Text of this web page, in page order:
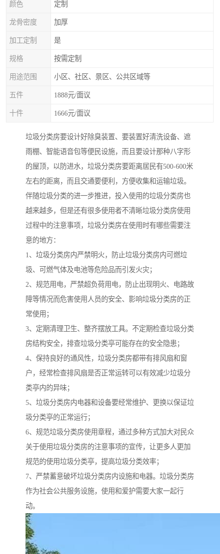
颜色 定制
龙骨密度 加厚
加工定制 是
规格 按需定制
用途范围 小区、社区、景区、公共区域等
五件 1888元/面议
十件 1666元/面议
垃圾分类房要设计好除臭装置、要装置好清洗设备、遮
雨棚、智能语音包等便民设施，而且要设计那种八字形
的屋顶，以防进水，垃圾分类房要距离居民有500-600米
左右的距离，而且交通要便利，方便收集和运输垃圾。
伴随垃圾分类的进一步推进，投入使用的垃圾分类房也
越来越多，但是还有很多使用者不清晰垃圾分类房使用
过程中的注意事项，垃圾分类房在使用时有哪些需要注
意的地方：
1、垃圾分类房内严禁明火，防止垃圾分类房内可燃垃
圾、可燃气体及电池等危险品而引发火灾；
2、规范用电，严禁超负荷用电，防止出现明火、电路故
障等情况而危害使用人员的安全、影响垃圾分类房的正
常使用；
3、定期清理卫生、整齐摆放工具。不定期检查垃圾分类
房结构安全，排查垃圾分类亭可能存在的安全隐患；
4、保持良好的通风性，垃圾分类房都带有排风扇和窗
户，经常检查排风扇是否正常运转可以有效减少垃圾分
类亭内的异味；
5、垃圾分类房内电器和设备要经常维护、更换以保证垃
圾分类亭的正常运行；
6、规范垃圾分类房使用章程，通过多种方式加大对民众
关于使用垃圾分类房的注意事项的宣传，让更多人更加
规范的使用垃圾分类亭，提高垃圾分类效率；
7、严禁蓄意破坏垃圾分类房内设施和电器。垃圾分类房
作为社会公共服务设施，使用和爱护需要大家一起行
动。